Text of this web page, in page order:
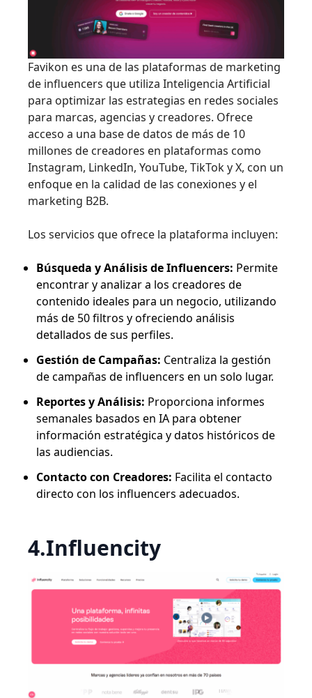
Favikon es una de las plataformas de marketing
de influencers que utiliza Inteligencia Artificial
para optimizar las estrategias en redes sociales
para marcas, agencias y creadores. Ofrece
acceso a una base de datos de más de 10
millones de creadores en plataformas como
Instagram, LinkedIn, YouTube, TikTok y X, con un
enfoque en la calidad de las conexiones y el
marketing B2B.
Los servicios que ofrece la plataforma incluyen:
Búsqueda y Análisis de Influencers: Permite
encontrar y analizar a los creadores de
contenido ideales para un negocio, utilizando
más de 50 filtros y ofreciendo análisis
detallados de sus perfiles.
Gestión de Campañas: Centraliza la gestión
de campañas de influencers en un solo lugar.
Reportes y Análisis: Proporciona informes
semanales basados en IA para obtener
información estratégica y datos históricos de
las audiencias.
Contacto con Creadores: Facilita el contacto
directo con los influencers adecuados.
4.Influencity